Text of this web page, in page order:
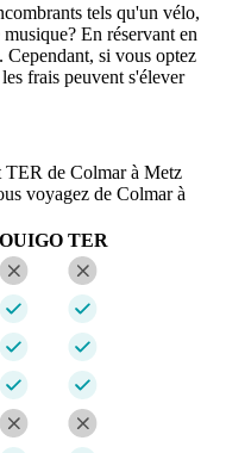
tels qu'un vélo,
En réservant en
Cependant, si vous optez
frais peuvent s'élever
de Colmar à Metz
voyagez de Colmar à
OUIGO TER